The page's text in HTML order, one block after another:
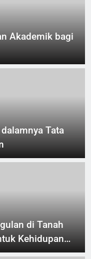
Akademik bagi
Tata
di Tanah
Kehidupan